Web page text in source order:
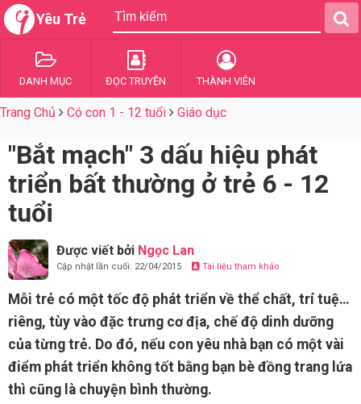
Yêu Trẻ
DANH MỤC ĐỌC TRUYỆN THÀNH VIÊN
Trang Chủ Có con 1 - 12 tuổi Giáo dục
"Bắt mạch" 3 dấu hiệu phát
triển bất thường ở trẻ 6 - 12
tuổi
Được viết bởi Ngọc Lan
Cập nhật lần cuối: 22/04/2015 Tài liệu tham khảo
Mỗi trẻ có một tốc độ phát triển về thể chất, trí tuệ…
riêng, tùy vào đặc trưng cơ địa, chế độ dinh dưỡng
của từng trẻ. Do đó, nếu con yêu nhà bạn có một vài
điểm phát triển không tốt bằng bạn bè đồng trang lứa
thì cũng là chuyện bình thường.